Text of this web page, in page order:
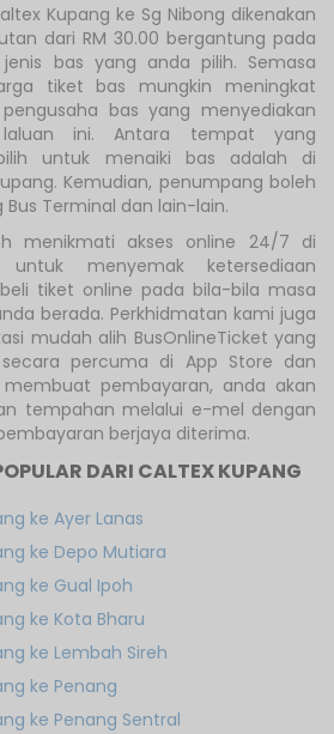
Kupang ke Sg Nibong dikenakan
dari RM 30.00 bergantung pada
bas yang anda pilih. Semasa
tiket bas mungkin meningkat
bas yang menyediakan
ini. Antara tempat yang
untuk menaiki bas adalah di
Kemudian, penumpang boleh
Bus Terminal dan lain-lain.
menikmati akses online 24/7 di
untuk menyemak ketersediaan
tiket online pada bila-bila masa
berada. Perkhidmatan kami juga
mudah alih BusOnlineTicket yang
percuma di App Store dan
membuat pembayaran, anda akan
tempahan melalui e-mel dengan
berjaya diterima.
DARI CALTEX KUPANG
ke Ayer Lanas
ke Depo Mutiara
ke Gual Ipoh
ke Kota Bharu
ke Lembah Sireh
ke Penang
ke Penang Sentral